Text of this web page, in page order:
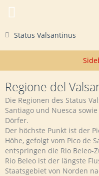
Status Valsantinus
Regione del
Die Regionen des Status
Santiago und Nuesca
Dörfer.
Der höchste Punkt ist der
Höhe, gefolgt vom Pico de
entspringen die Rio Beleo-
Rio Beleo ist der längste
Staatsgebiet von Norden